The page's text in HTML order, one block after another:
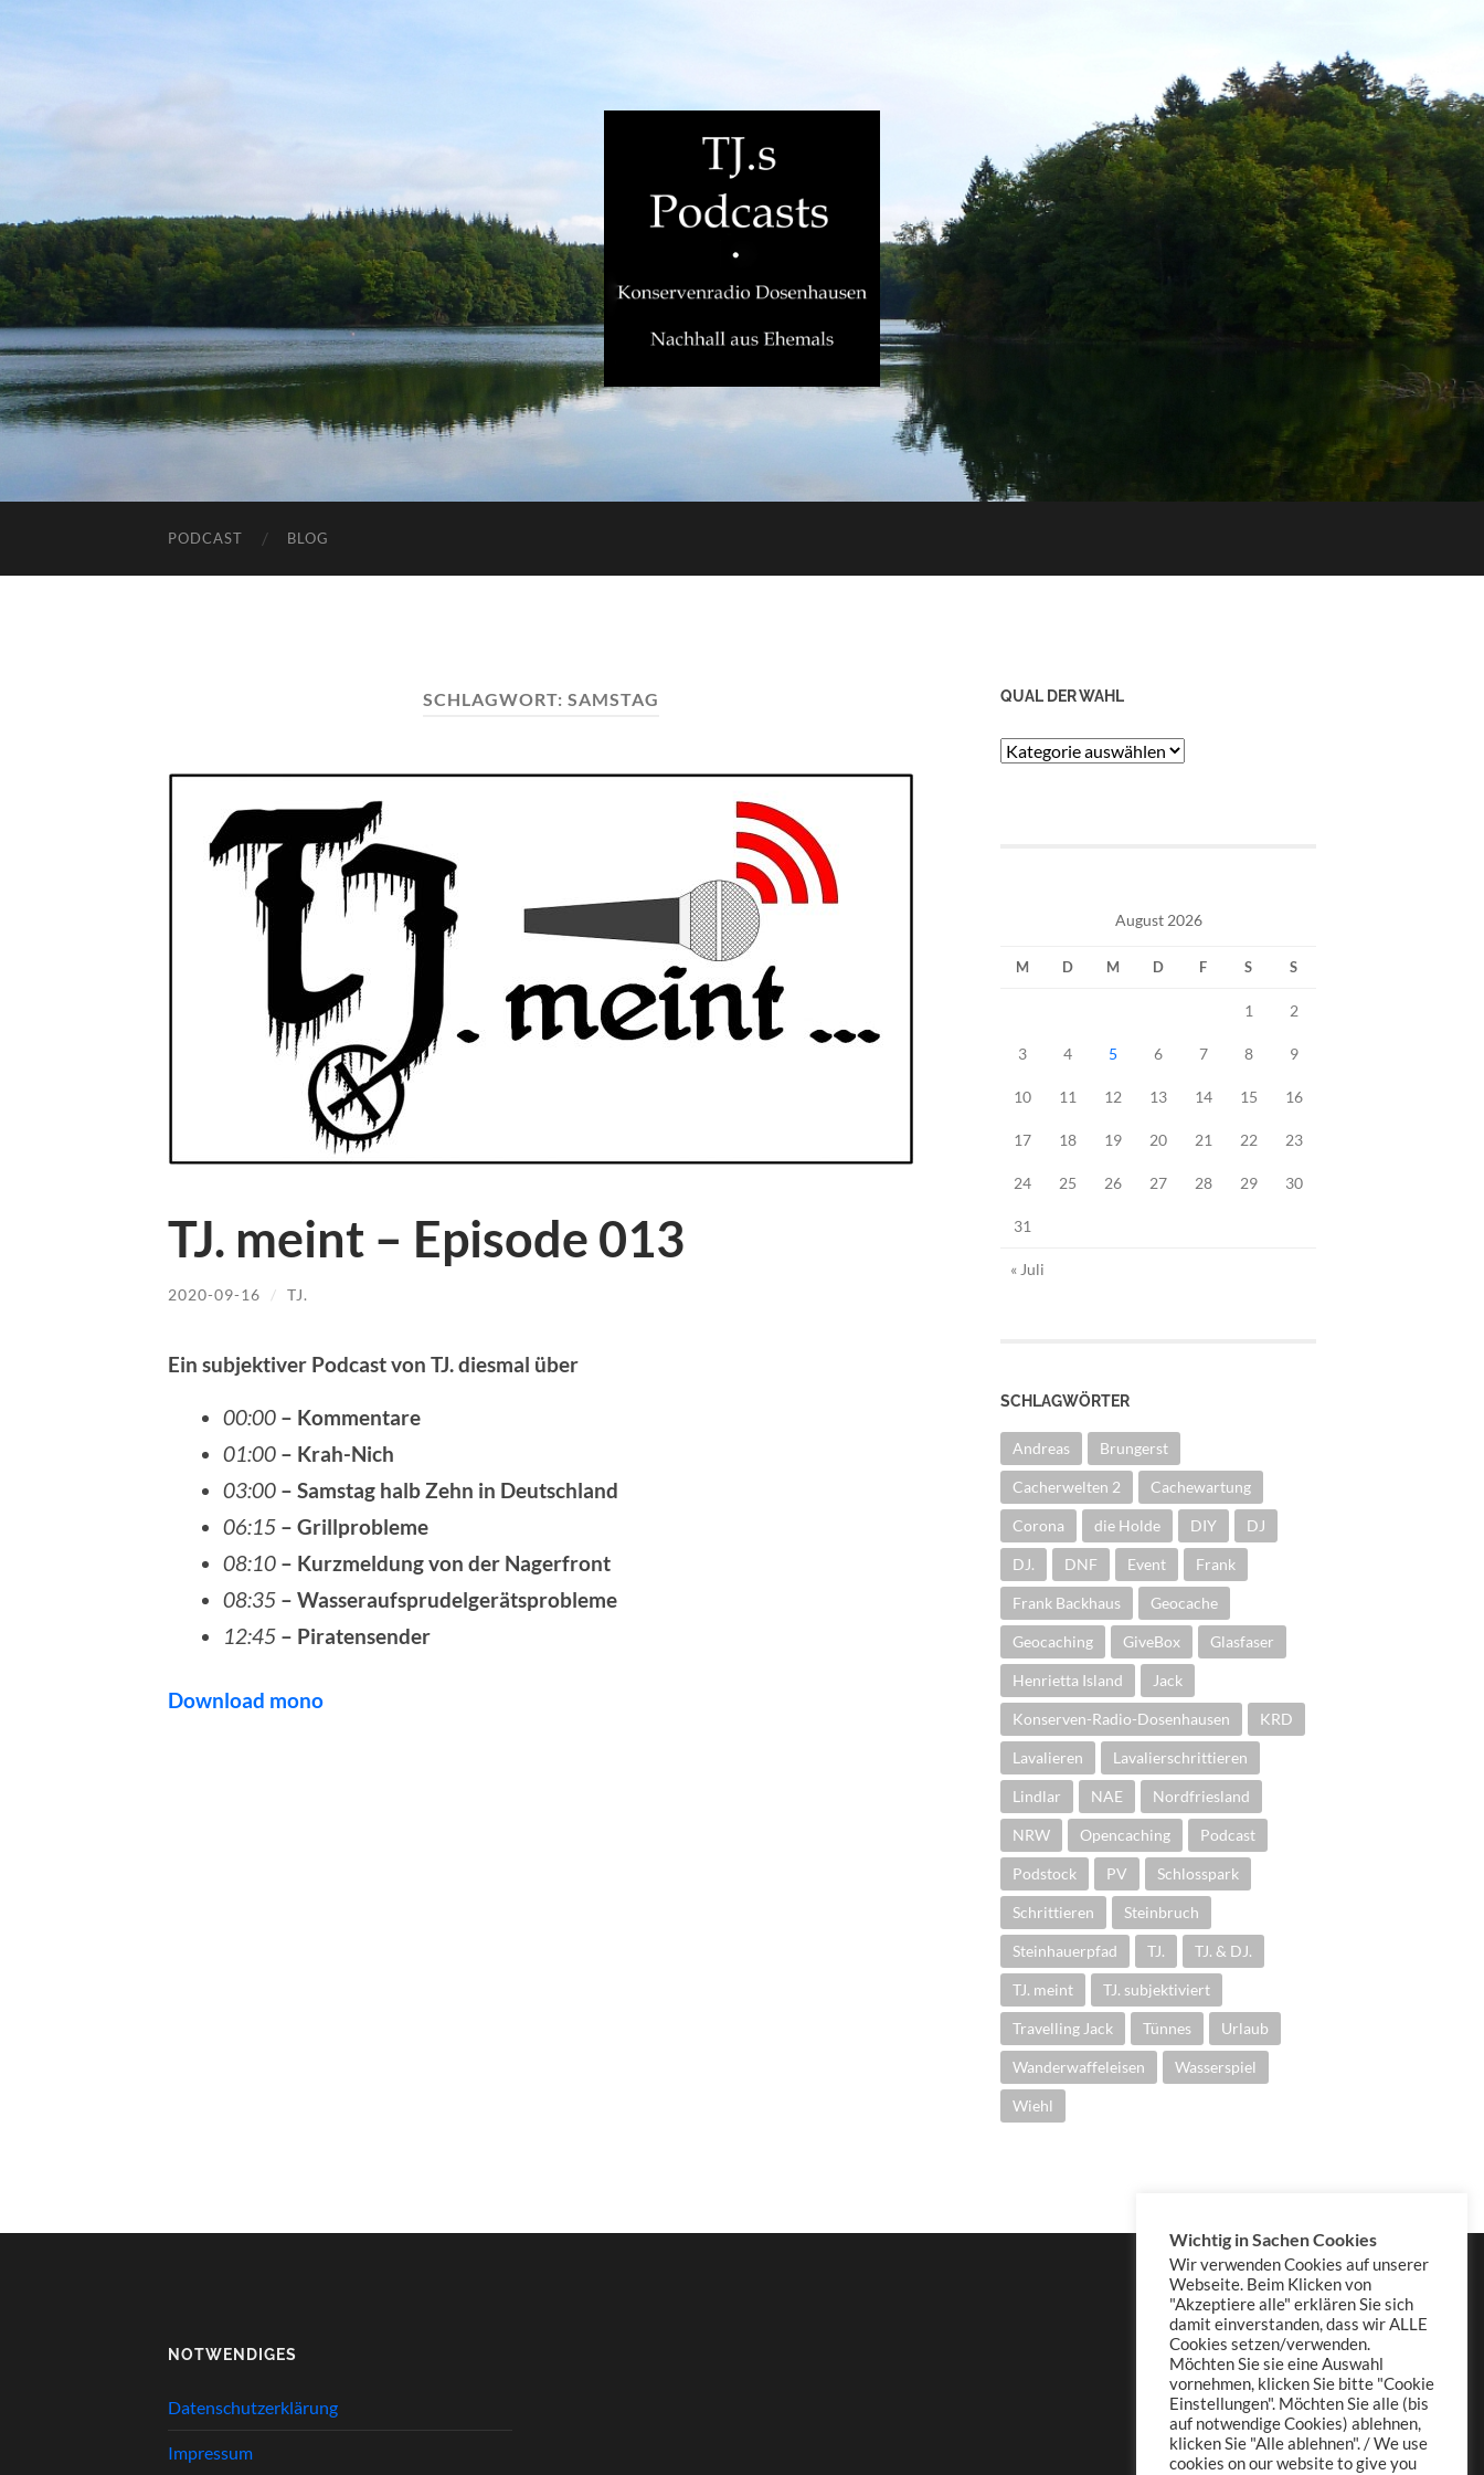
PODCAST BLOG
SCHLAGWORT: SAMSTAG
TJ. meint – Episode 013
2020-09-16 / TJ.
Ein subjektiver Podcast von TJ. diesmal über
00:00 – Kommentare
01:00 – Krah-Nich
03:00 – Samstag halb Zehn in Deutschland
06:15 – Grillprobleme
08:10 – Kurzmeldung von der Nagerfront
08:35 – Wasseraufsprudelgerätsprobleme
12:45 – Piratensender
Download mono
QUAL DER WAHL
Qual
August 2026
M D M D F S S
1 2
3 4 5 6 7 8 9
10 11 12 13 14 15 16
17 18 19 20 21 22 23
24 25 26 27 28 29 30
31
« Juli
SCHLAGWÖRTER
Andreas Brungerst
Cacherwelten 2 Cachewartung
Corona die Holde DIY DJ
DJ. DNF Event Frank
Frank Backhaus Geocache
Geocaching GiveBox Glasfaser
Henrietta Island Jack
Konserven-Radio-Dosenhausen KRD
Lavalieren Lavalierschrittieren
Lindlar NAE Nordfriesland
NRW Opencaching Podcast
Podstock PV Schlosspark
Schrittieren Steinbruch
Steinhauerpfad TJ. TJ. & DJ.
TJ. meint TJ. subjektiviert
Travelling Jack Tünnes Urlaub
Wanderwaffeleisen Wasserspiel
Wiehl
NOTWENDIGES
Datenschutzerklärung
Impressum
Wichtig in Sachen Cookies
Wir verwenden Cookies auf unserer
Webseite. Beim Klicken von
"Akzeptiere alle" erklären Sie sich
damit einverstanden, dass wir ALLE
Cookies setzen/verwenden.
Möchten Sie sie eine Auswahl
vornehmen, klicken Sie bitte "Cookie
Einstellungen". Möchten Sie alle (bis
auf notwendige Cookies) ablehnen,
klicken Sie "Alle ablehnen". / We use
cookies on our website to give you